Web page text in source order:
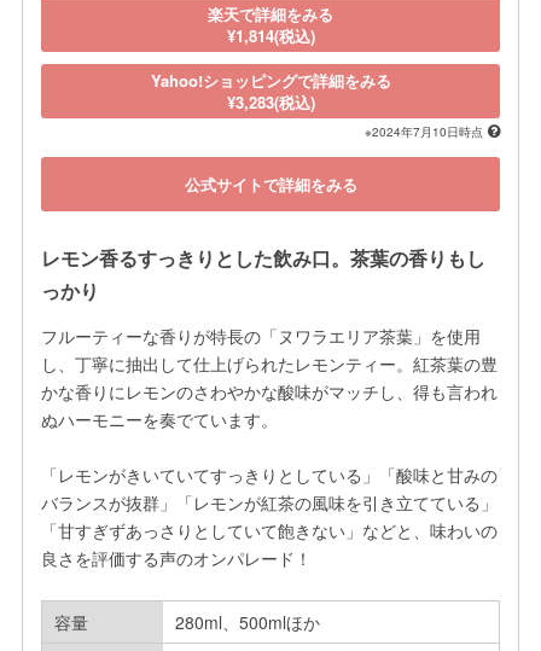
楽天で詳細をみる
¥1,814(税込)
Yahoo!ショッピングで詳細をみる
¥3,283(税込)
※2024年7月10日時点
公式サイトで詳細をみる
レモン香るすっきりとした飲み口。茶葉の香りもし
っかり
フルーティーな香りが特長の「ヌワラエリア茶葉」を使用
し、丁寧に抽出して仕上げられたレモンティー。紅茶葉の豊
かな香りにレモンのさわやかな酸味がマッチし、得も言われ
ぬハーモニーを奏でています。
「レモンがきいていてすっきりとしている」「酸味と甘みの
バランスが抜群」「レモンが紅茶の風味を引き立てている」
「甘すぎずあっさりとしていて飽きない」などと、味わいの
良さを評価する声のオンパレード！
容量
280ml、500mlほか